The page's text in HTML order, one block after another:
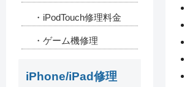
・iPodTouch修理料金
・ゲーム機修理
iPhone/iPad修理